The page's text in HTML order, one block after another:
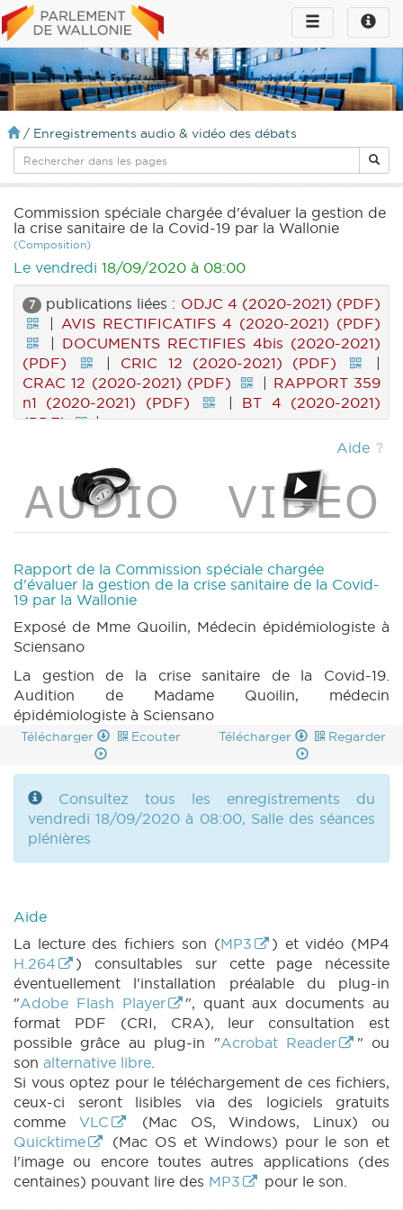
Toggle
infos
Toggle
navigation
/ Enregistrements audio & vidéo des débats
Commission spéciale chargée d'évaluer la gestion de
la crise sanitaire de la Covid-19 par la Wallonie
(Composition)
Le vendredi 18/09/2020 à 08:00
7 publications liées : ODJC 4 (2020-2021) (PDF)
| AVIS RECTIFICATIFS 4 (2020-2021) (PDF)
| DOCUMENTS RECTIFIES 4bis (2020-2021)
(PDF)
| CRIC 12 (2020-2021) (PDF)
|
CRAC 12 (2020-2021) (PDF)
| RAPPORT 359
n1 (2020-2021) (PDF)
| BT 4 (2020-2021)
(PDF)
|
Aide
Rapport de la Commission spéciale chargée
d'évaluer la gestion de la crise sanitaire de la Covid-
19 par la Wallonie
Exposé de Mme Quoilin, Médecin épidémiologiste à
Sciensano
La gestion de la crise sanitaire de la Covid-19.
Audition de Madame Quoilin, médecin
épidémiologiste à Sciensano
Télécharger Ecouter Télécharger Regarder
Consultez tous les enregistrements du
vendredi 18/09/2020 à 08:00, Salle des séances
plénières
Aide
La lecture des fichiers son (MP3
) et vidéo (MP4
H.264
) consultables sur cette page nécessite
éventuellement l'installation préalable du plug-in
"Adobe Flash Player
", quant aux documents au
format PDF (CRI, CRA), leur consultation est
possible grâce au plug-in "Acrobat Reader
" ou
son alternative libre.
Si vous optez pour le téléchargement de ces fichiers,
ceux-ci seront lisibles via des logiciels gratuits
comme VLC
(Mac OS, Windows, Linux) ou
Quicktime
(Mac OS et Windows) pour le son et
l'image ou encore toutes autres applications (des
centaines) pouvant lire des MP3 pour le son.